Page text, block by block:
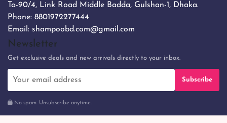
Ta-90/4, Link Road Middle Badda, Gulshan-1, Dhaka.
Phone: 8801972277444
Email: shampoobd.com@gmail.com
Newsletter
Get exclusive deals and new arrivals directly to your inbox.
Subscribe
No spam. Unsubscribe anytime.